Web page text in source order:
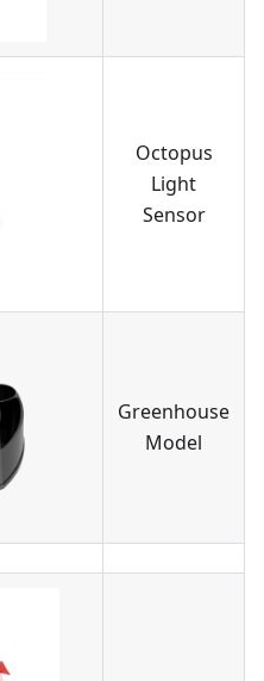
Octopus
Light
Sensor
Greenhouse
Model